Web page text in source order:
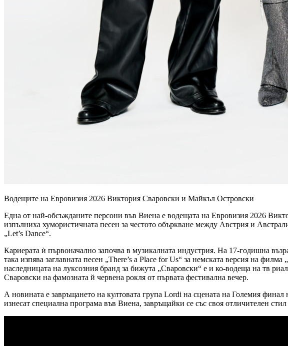
Водещите на Евровизия 2026 Виктория Сваровски и Майкъл Островски
Една от най-обсъжданите персони във Виена е водещата на Евровизия 2026
изпълниха хумористичната песен за честото объркване между Австрия и
„Let’s Dance“.
Кариерата ѝ първоначално започва в музикалната индустрия. На 17-годишна
така изпява заглавната песен „There’s a Place for Us“ за немската версия на
наследницата на луксозния бранд за бижута „Сваровски“ е и ко-водеща на тв
Сваровски на фамозната й червена рокля от първата фестивална вечер.
А новината е завръщането на култовата група Lordi на сцената на Големия
изнесат специална програма във Виена, завръщайки се със своя отличителен